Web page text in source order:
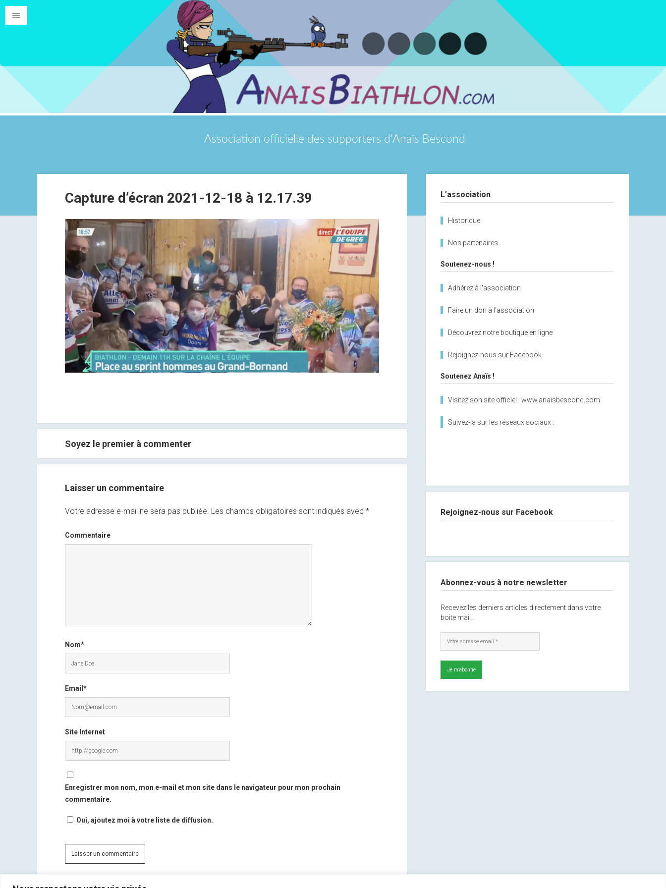
Association officielle des supporters d'Anaïs Bescond
Capture d’écran 2021-12-18 à 12.17.39
Soyez le premier à commenter
Laisser un commentaire
Votre adresse e-mail ne sera pas publiée. Les champs obligatoires sont indiqués avec *
Commentaire
Nom*
Email*
Site Internet
Enregistrer mon nom, mon e-mail et mon site dans le navigateur pour mon prochain
commentaire.
Oui, ajoutez moi à votre liste de diffusion.
L’association
Historique
Nos partenaires
Soutenez-nous !
Adhérez à l'association
Faire un don à l'association
Découvrez notre boutique en ligne
Rejoignez-nous sur Facebook
Soutenez Anaïs !
Visitez son site officiel : www.anaisbescond.com
Suivez-la sur les réseaux sociaux :
Rejoignez-nous sur Facebook
Abonnez-vous à notre newsletter
Recevez les derniers articles directement dans votre
boite mail !